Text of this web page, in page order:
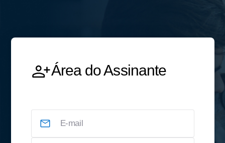
Área do Assinante